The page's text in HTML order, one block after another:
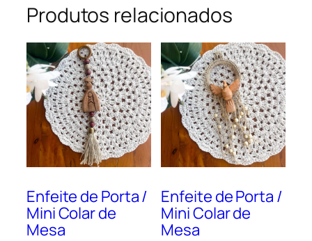
Produtos relacionados
Enfeite de Porta /
Mini Colar de
Mesa
Enfeite de Porta /
Mini Colar de
Mesa